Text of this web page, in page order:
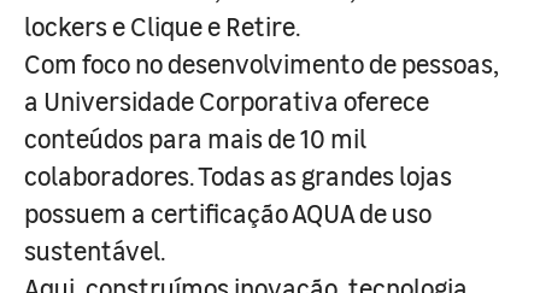
lockers e Clique e Retire.
Com foco no desenvolvimento de pessoas,
a Universidade Corporativa oferece
conteúdos para mais de 10 mil
colaboradores. Todas as grandes lojas
possuem a certificação AQUA de uso
sustentável.